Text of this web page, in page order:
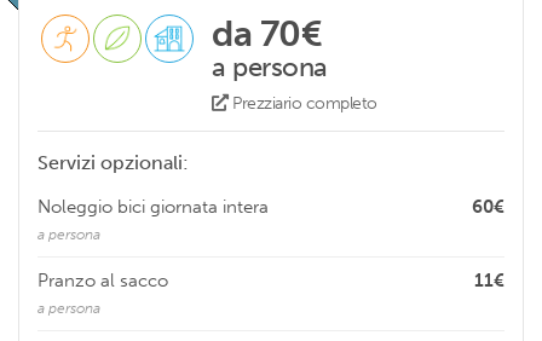
da 70€
a persona
Prezziario completo
Servizi opzionali:
60€
Noleggio bici giornata intera
a persona
11€
Pranzo al sacco
a persona